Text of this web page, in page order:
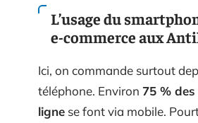
L’usage du
e-commerce aux
Ici, on commande surtout
téléphone. Environ 75 %
ligne se font via mobile.